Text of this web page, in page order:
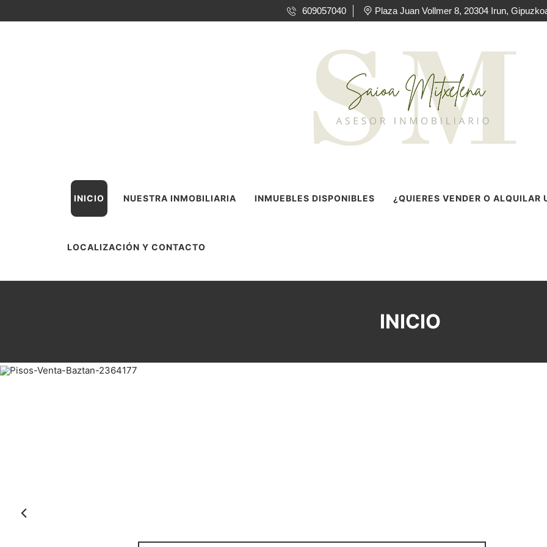
609057040 Plaza Juan Vollmer 8, 20304 Irun,
INICIO NUESTRA INMOBILIARIA INMUEBLES DISPONIBLES ¿QUIERES VENDER O ALQUILAR
LOCALIZACIÓN Y CONTACTO
INICIO